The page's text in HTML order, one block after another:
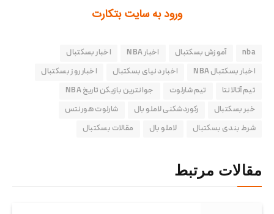
ورود به سایت بتکارت
nba آموزش‌ بسکتبال اخبار NBA
اخبار بسکتبال
اخبار بسکتبال NBA
اخبار دنیای بسکتبال
اخبار روز بسکتبال
تیم آتالانتا
تیم شارلوت
جوانترین بازیکن تاریخ NBA
خبر بسکتبال
رکوردشکنی لاملو بال
شارلوت هورنتس
شرط بندی بسکتبال
لاملو بال مقالات بسکتبال
مقالات مرتبط